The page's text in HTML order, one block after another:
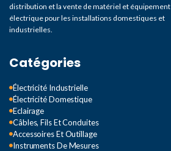
distribution et la vente de matériel et équipement
électrique pour les installations domestiques et
industrielles.
Catégories
Électricité Industrielle
Électricité Domestique
Eclairage
Câbles, Fils Et Conduites
Accessoires Et Outillage
Instruments De Mesures